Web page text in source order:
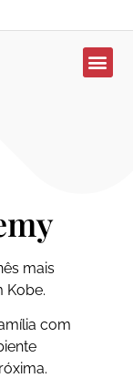
mais
Kobe.
com